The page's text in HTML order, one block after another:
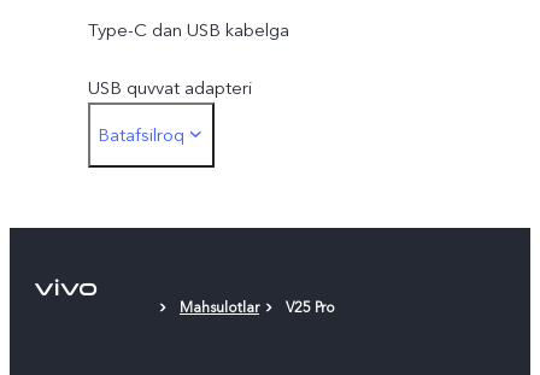
Type-C dan USB kabelga
USB quvvat adapteri
Type-C turdagi quloqchin uchun 3,5 mmli adapter
Himoya plyonkasi (qoʻllanilgan)
Batafsilroq
Mahsulotlar V25 Pro